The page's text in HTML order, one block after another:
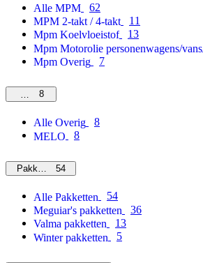
Alle MPM
62
MPM 2-takt / 4-takt
11
Mpm Koelvloeistof
13
Mpm Motorolie personenwagens/vans
Mpm Overig
7
Overig
8
Alle Overig
8
MELO
8
Pakketten54
Alle Pakketten
54
Meguiar's pakketten
36
Valma pakketten
13
Winter pakketten
5